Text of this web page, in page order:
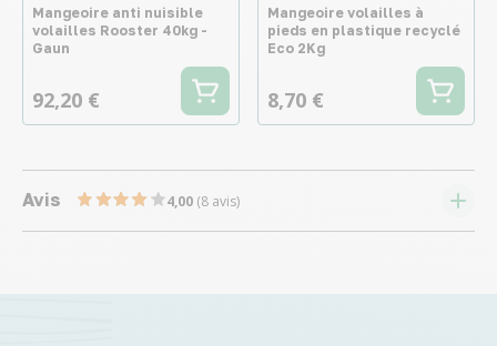
Mangeoire anti nuisible
volailles Rooster 40kg -
Gaun
92,20 €
Mangeoire volailles à
pieds en plastique recyclé
Eco 2Kg
8,70 €
Avis 4,00 (8 avis)